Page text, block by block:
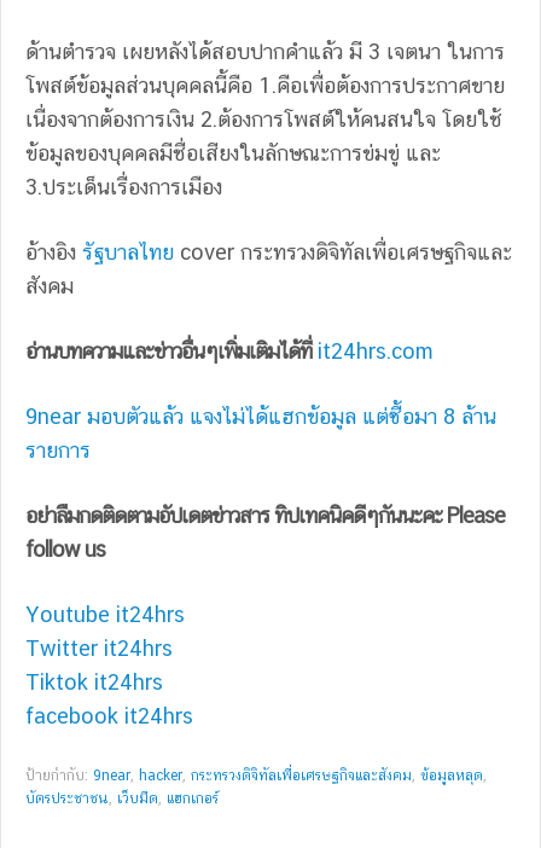
ด้านตำรวจ เผยหลังได้สอบปากคำแล้ว มี 3 เจตนา ในการ
โพสต์ข้อมูลส่วนบุคคลนี้คือ 1.คือเพื่อต้องการประกาศขาย
เนื่องจากต้องการเงิน 2.ต้องการโพสต์ให้คนสนใจ โดยใช้
ข้อมูลของบุคคลมีชื่อเสียงในลักษณะการข่มขู่ และ
3.ประเด็นเรื่องการเมือง
อ้างอิง รัฐบาลไทย cover กระทรวงดิจิทัลเพื่อเศรษฐกิจและ
สังคม
อ่านบทความและข่าวอื่นๆเพิ่มเติมได้ที่ it24hrs.com
9near มอบตัวแล้ว แจงไม่ได้แฮกข้อมูล แต่ซื้อมา 8 ล้าน
รายการ
อย่าลืมกดติดตามอัปเดตข่าวสาร ทิปเทคนิคดีๆกันนะคะ Please
follow us
Youtube it24hrs
Twitter it24hrs
Tiktok it24hrs
facebook it24hrs
ป้ายกำกับ: 9near, hacker, กระทรวงดิจิทัลเพื่อเศรษฐกิจและสังคม ข้อมูลหลุด
บัตรประชาชน
เว็บมืด แฮกเกอร์